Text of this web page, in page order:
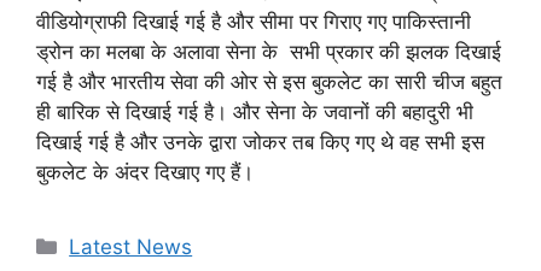
वीडियोग्राफी दिखाई गई है और सीमा पर गिराए गए पाकिस्तानी
ड्रोन का मलबा के अलावा सेना के सभी प्रकार की झलक दिखाई
गई है और भारतीय सेवा की ओर से इस बुकलेट का सारी चीज बहुत
ही बारिक से दिखाई गई है। और सेना के जवानों की बहादुरी भी
दिखाई गई है और उनके द्वारा जोकर तब किए गए थे वह सभी इस
बुकलेट के अंदर दिखाए गए हैं।
Categories
Latest News